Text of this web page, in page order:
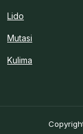
Lido
Mutasi
Kulima